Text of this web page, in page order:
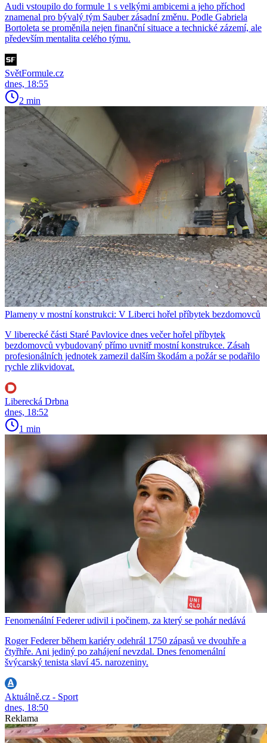
Audi vstoupilo do formule 1 s velkými ambicemi a jeho příchod
znamenal pro bývalý tým Sauber zásadní změnu. Podle Gabriela
Bortoleta se proměnila nejen finanční situace a technické zázemí, ale
především mentalita celého týmu.
SvětFormule.cz
dnes, 18:55
2 min
Plameny v mostní konstrukci: V Liberci hořel příbytek bezdomovců
V liberecké části Staré Pavlovice dnes večer hořel příbytek
bezdomovců vybudovaný přímo uvnitř mostní konstrukce. Zásah
profesionálních jednotek zamezil dalším škodám a požár se podařilo
rychle zlikvidovat.
Liberecká Drbna
dnes, 18:52
1 min
Fenomenální Federer udivil i počinem, za který se pohár nedává
Roger Federer během kariéry odehrál 1750 zápasů ve dvouhře a
čtyřhře. Ani jediný po zahájení nevzdal. Dnes fenomenální
švýcarský tenista slaví 45. narozeniny.
Aktuálně.cz - Sport
dnes, 18:50
Reklama